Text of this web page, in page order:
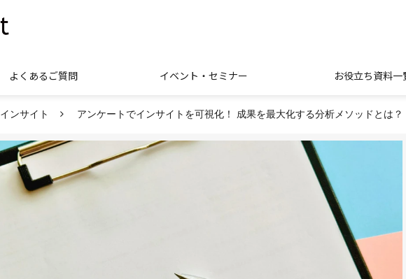
よくあるご質問 イベント・セミナー お役立ち資料一
インサイト アンケートでインサイトを可視化！ 成果を最大化する分析メソッドとは？